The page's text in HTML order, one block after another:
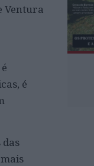
Ventura
é